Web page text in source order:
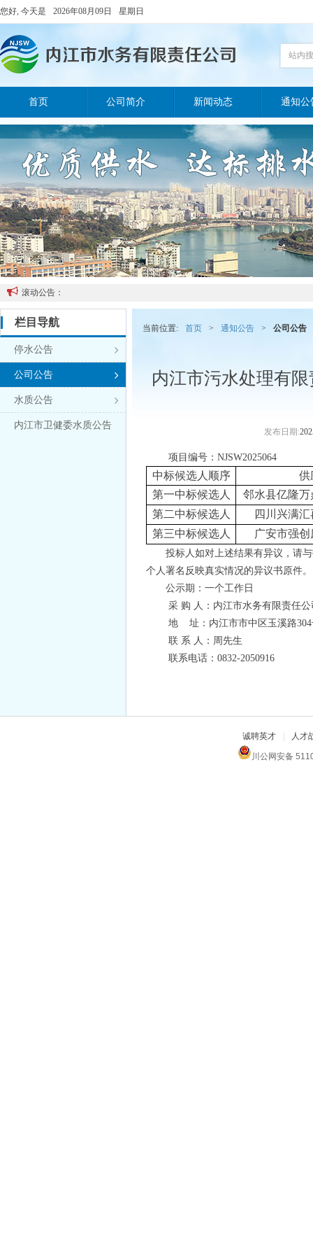
您好, 今天是 2026年08月09日 星期日
站内
首页 公司简介 新闻动态 通知公
 滚动公告：
栏目导航
停水公告 
公司公告 
水质公告 
内江市卫健委水质公告
当前位置: 首页 > 通知公告 > 公司公告
内江市污水处理有
发布日期:
项目编号： NJSW2025064
中标候选人顺序
供
第一中标候选人
邻水县亿隆
第二中标候选人
四川兴满
第三中标候选人 广安市强
投标人如对上述结果有异议，请
个人署名反映真实情况的异议书原件。
公示期：一个工作日
采 购 人：内江市水务有限责任公
地
址：内江市市中区玉溪路304
联 系 人： 周先生
联系电话： 0832-2050916
诚聘英才 人才
川公网安备